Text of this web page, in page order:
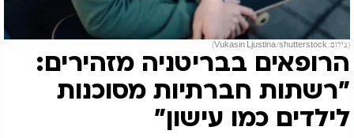
(צילום: Vukasin Ljustina/shutterstock)
הרופאים בבריטניה מזהירים:
"רשתות חברתיות מסוכנות
לילדים כמו עישון"